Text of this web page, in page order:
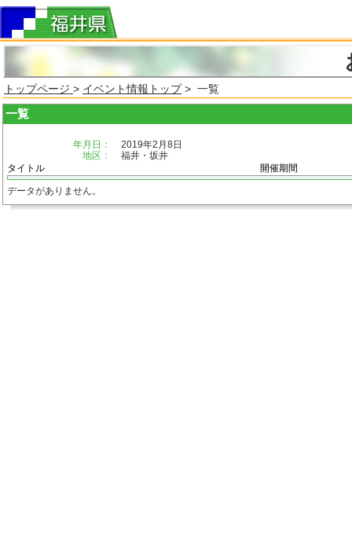
トップページ > イベント情報トップ> 一覧
一覧
年月日：
2019年2月8日
地区：
福井・坂井
タイトル
開催期間
データがありません。